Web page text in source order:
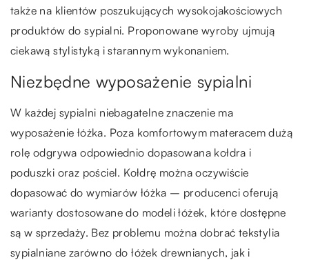
także na klientów poszukujących wysokojakościowych
produktów do sypialni. Proponowane wyroby ujmują
ciekawą stylistyką i starannym wykonaniem.
Niezbędne wyposażenie sypialni
W każdej sypialni niebagatelne znaczenie ma
wyposażenie łóżka. Poza komfortowym materacem dużą
rolę odgrywa odpowiednio dopasowana kołdra i
poduszki oraz pościel. Kołdrę można oczywiście
dopasować do wymiarów łóżka – producenci oferują
warianty dostosowane do modeli łóżek, które dostępne
są w sprzedaży. Bez problemu można dobrać tekstylia
sypialniane zarówno do łóżek drewnianych, jak i